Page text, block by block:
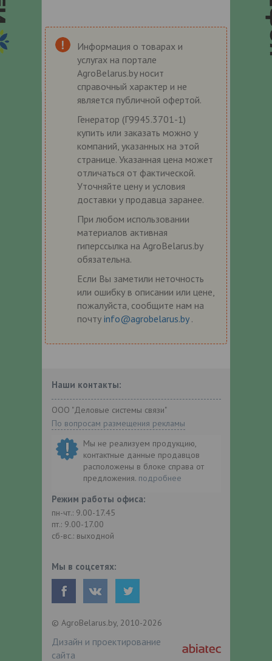
Информация о товарах и
услугах на портале
AgroBelarus.by носит
справочный характер и не
является публичной офертой.
Генератор (Г9945.3701-1)
купить или заказать можно у
компаний, указанных на этой
странице. Указанная цена может
отличаться от фактической.
Уточняйте цену и условия
доставки у продавца заранее.
При любом использовании
материалов активная
гиперссылка на AgroBelarus.by
обязательна.
Если Вы заметили неточность
или ошибку в описании или цене,
пожалуйста, сообщите нам на
почту info@agrobelarus.by .
Наши контакты:
ООО "Деловые системы связи"
По вопросам размещения рекламы
Мы не реализуем продукцию,
контактные данные продавцов
расположены в блоке справа от
предложения. подробнее
Режим работы офиса:
пн-чт.: 9.00-17.45
пт.: 9.00-17.00
сб-вс.: выходной
Мы в соцсетях:
© AgroBelarus.by, 2010-2026
Дизайн и проектирование
сайта